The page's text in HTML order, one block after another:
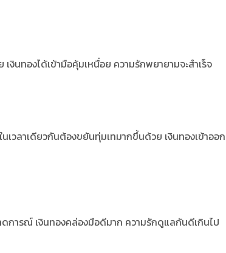
งินทองได้เข้ามือคุ้มเหนื่อย ความรักพยายามจะสำเร็จ
เวลาเดียวกันต้องขยันทุ่มเทมากขึ้นด้วย เงินทองเข้าออ
ดการณ์ เงินทองคล่องมือดีมาก ความรักดูแลกันดีเกินไป